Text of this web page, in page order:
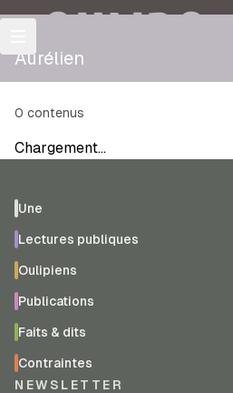
OULIPO
Aurélien
0 contenus
Chargement…
Une
Lectures publiques
Oulipiens
Publications
Faits & dits
Contraintes
NEWSLETTER